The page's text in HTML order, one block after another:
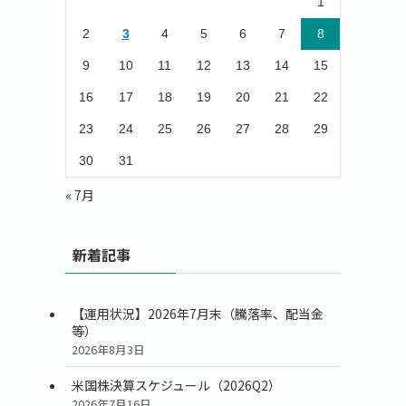
2 3 4 5 6 7 8
9 10 11 12 13 14 15
16 17 18 19 20 21 22
23 24 25 26 27 28 29
30 31
« 7月
新着記事
【運用状況】2026年7月末（騰落率、配当金
等）
2026年8月3日
米国株決算スケジュール（2026Q2）